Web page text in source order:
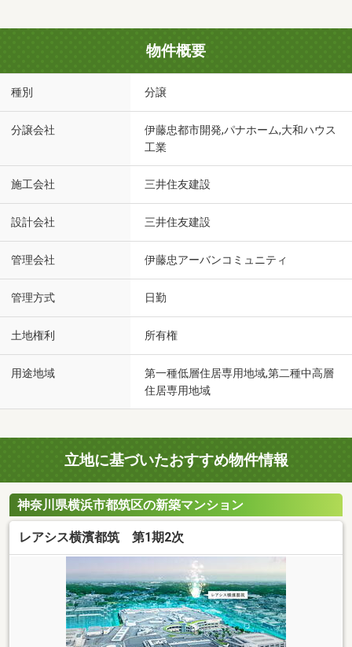
物件概要
種別 分譲
分譲会社
伊藤忠都市開発,パナホーム,大和ハウス
工業
施工会社 三井住友建設
設計会社 三井住友建設
管理会社 伊藤忠アーバンコミュニティ
管理方式 日勤
土地権利 所有権
用途地域
第一種低層住居専用地域,第二種中高層
住居専用地域
立地に基づいたおすすめ物件情報
神奈川県横浜市都筑区の新築マンション
レアシス横濱都筑 第1期2次